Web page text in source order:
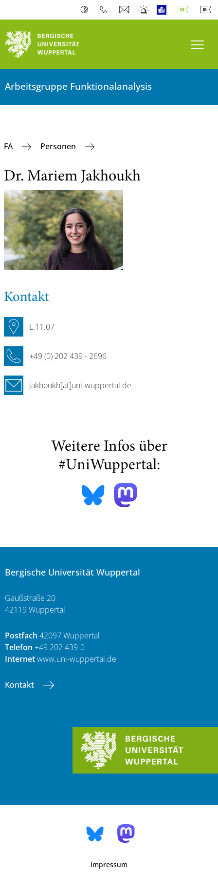
Arbeitsgruppe Funktionalanalysis
FA Personen
Dr. Mariem Jakhoukh
Kontakt
L.11.07
+49 (0) 202 439 - 2696
jakhoukh[at]uni-wuppertal.de
Weitere Infos über
#UniWuppertal:
Bergische Universität Wuppertal
Gaußstraße 20
42119 Wuppertal
Postfach 42097 Wuppertal
Telefon +49 202 439-0
Internetwww.uni-wuppertal.de
Kontakt
Impressum